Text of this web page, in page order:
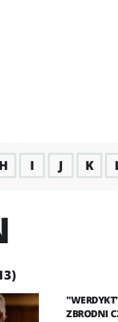
H I J K
ZBRODNI